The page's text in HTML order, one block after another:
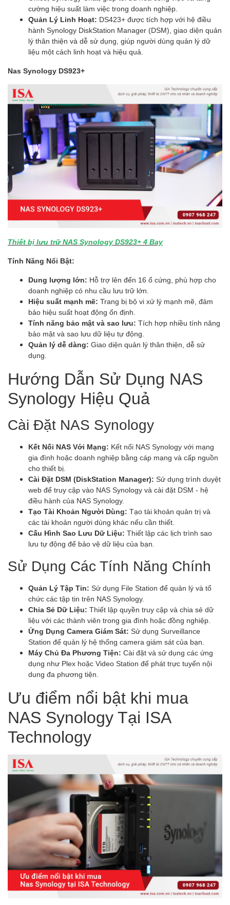
cường hiệu suất làm việc trong doanh nghiệp.
Quản Lý Linh Hoạt: DS423+ được tích hợp với hệ điều
hành Synology DiskStation Manager (DSM), giao diện quản
lý thân thiện và dễ sử dụng, giúp người dùng quản lý dữ
liệu một cách linh hoạt và hiệu quả.
Nas Synology DS923+
Thiết bị lưu trữ NAS Synology DS923+ 4 Bay
Tính Năng Nổi Bật:
Dung lượng lớn: Hỗ trợ lên đến 16 ổ cứng, phù hợp cho
doanh nghiệp có nhu cầu lưu trữ lớn.
Hiệu suất mạnh mẽ: Trang bị bộ vi xử lý mạnh mẽ, đảm
bảo hiệu suất hoạt động ổn định.
Tính năng bảo mật và sao lưu: Tích hợp nhiều tính năng
bảo mật và sao lưu dữ liệu tự động.
Quản lý dễ dàng: Giao diện quản lý thân thiện, dễ sử
dụng.
Hướng Dẫn Sử Dụng NAS
Synology Hiệu Quả
Cài Đặt NAS Synology
Kết Nối NAS Với Mạng: Kết nối NAS Synology với mạng
gia đình hoặc doanh nghiệp bằng cáp mạng và cấp nguồn
cho thiết bị.
Cài Đặt DSM (DiskStation Manager): Sử dụng trình duyệt
web để truy cập vào NAS Synology và cài đặt DSM - hệ
điều hành của NAS Synology.
Tạo Tài Khoản Người Dùng: Tạo tài khoản quản trị và
các tài khoản người dùng khác nếu cần thiết.
Cấu Hình Sao Lưu Dữ Liệu: Thiết lập các lịch trình sao
lưu tự động để bảo vệ dữ liệu của bạn.
Sử Dụng Các Tính Năng Chính
Quản Lý Tập Tin: Sử dụng File Station để quản lý và tổ
chức các tập tin trên NAS Synology.
Chia Sẻ Dữ Liệu: Thiết lập quyền truy cập và chia sẻ dữ
liệu với các thành viên trong gia đình hoặc đồng nghiệp.
Ứng Dụng Camera Giám Sát: Sử dụng Surveillance
Station để quản lý hệ thống camera giám sát của bạn.
Máy Chủ Đa Phương Tiện: Cài đặt và sử dụng các ứng
dụng như Plex hoặc Video Station để phát trực tuyến nội
dung đa phương tiện.
Ưu điểm nổi bật khi mua
NAS Synology Tại ISA
Technology